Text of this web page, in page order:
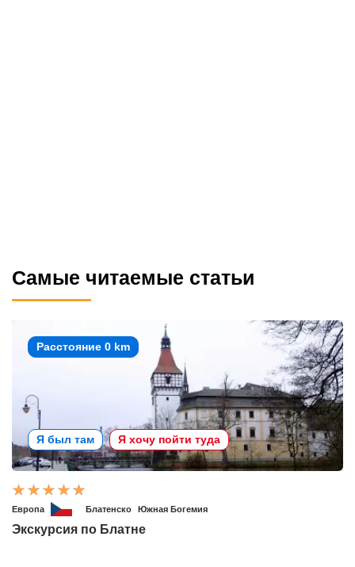
Самые читаемые статьи
Расстояние 0 km
Я был там Я хочу пойти туда
Европа Блатенско Южная Богемия
Экскурсия по Блатне